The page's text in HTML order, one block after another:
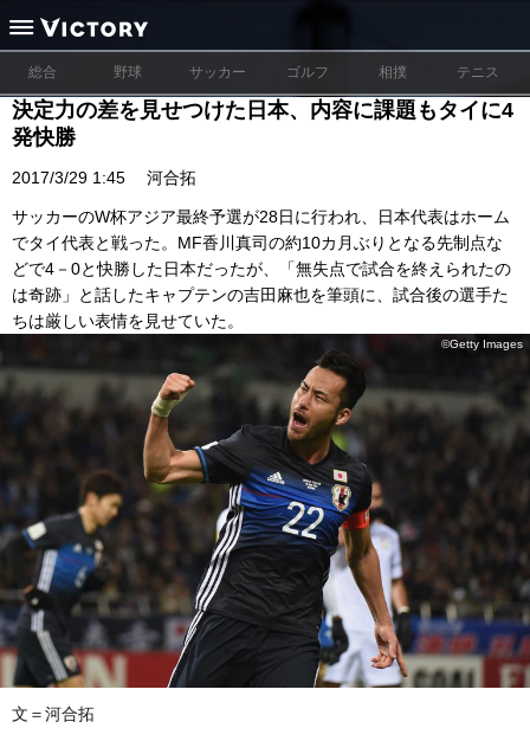
総合 野球 サッカー ゴルフ 相撲 テニス
決定力の差を見せつけた日本、内容に課題もタイに4
発快勝
2017/3/29 1:45 河合拓
サッカーのW杯アジア最終予選が28日に行われ、日本代表はホーム
でタイ代表と戦った。MF香川真司の約10カ月ぶりとなる先制点な
どで4－0と快勝した日本だったが、「無失点で試合を終えられたの
は奇跡」と話したキャプテンの吉田麻也を筆頭に、試合後の選手た
ちは厳しい表情を見せていた。
©Getty Images
文＝河合拓